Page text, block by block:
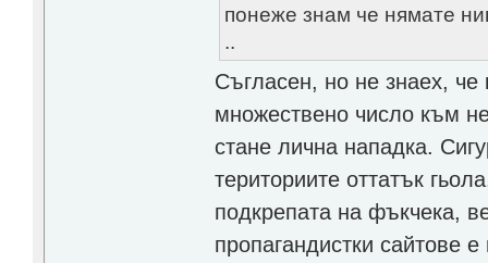
понеже знам че нямате
..
Съгласен, но не знаех, че
множествено число към
стане лична нападка.
териториите оттатък
подкрепата на фъкчека,
пропагандистки сайтове